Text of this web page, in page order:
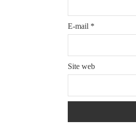
E-mail *
Site web